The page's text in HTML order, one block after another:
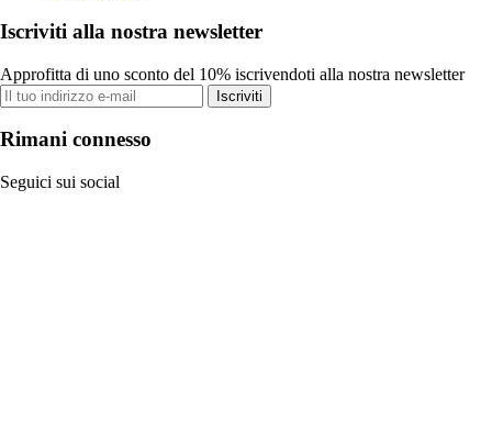
Iscriviti alla nostra newsletter
Approfitta di uno sconto del 10% iscrivendoti alla nostra newsletter
Iscriviti
Rimani connesso
Seguici sui social